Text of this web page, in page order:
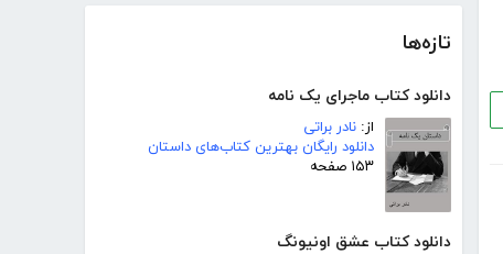
تازه‌ها
دانلود کتاب ماجرای یک نامه
از: نادر براتی
دانلود رایگان بهترین کتاب‌های داستان
۱۵۳ صفحه
دانلود کتاب عشق اونیونگ